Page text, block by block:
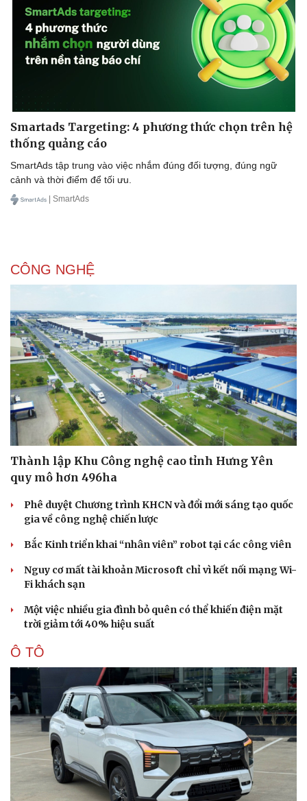
Smartads Targeting: 4 phương thức chọn trên hệ
thống quảng cáo
SmartAds tập trung vào việc nhắm đúng đối tượng, đúng ngữ
cảnh và thời điểm để tối ưu.
| SmartAds
CÔNG NGHỆ
Thành lập Khu Công nghệ cao tỉnh Hưng Yên
quy mô hơn 496ha
Phê duyệt Chương trình KHCN và đổi mới sáng tạo quốc
gia về công nghệ chiến lược
Bắc Kinh triển khai “nhân viên” robot tại các công viên
Nguy cơ mất tài khoản Microsoft chỉ vì kết nối mạng Wi-
Fi khách sạn
Một việc nhiều gia đình bỏ quên có thể khiến điện mặt
trời giảm tới 40% hiệu suất
Ô TÔ